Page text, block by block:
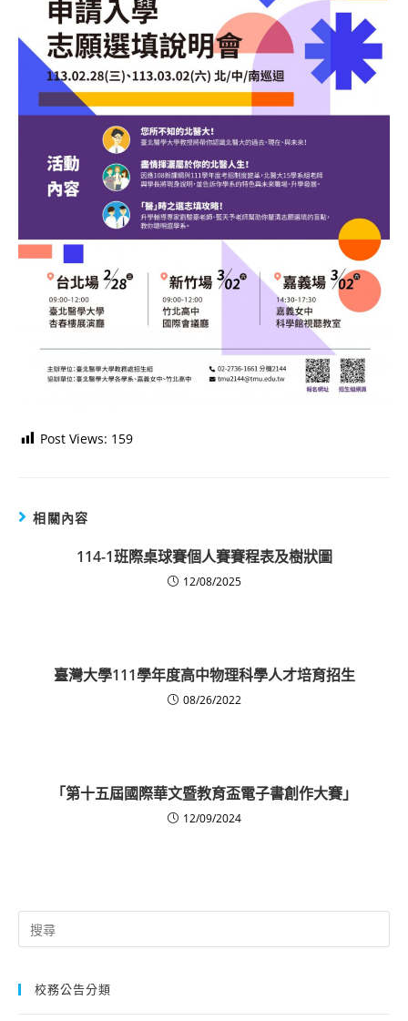
Post Views: 159
相關內容
114-1班際桌球賽個人賽賽程表及樹狀圖
12/08/2025
臺灣大學111學年度高中物理科學人才培育招生
08/26/2022
「第十五屆國際華文暨教育盃電子書創作大賽」
12/09/2024
Search
for:
校務公告分類